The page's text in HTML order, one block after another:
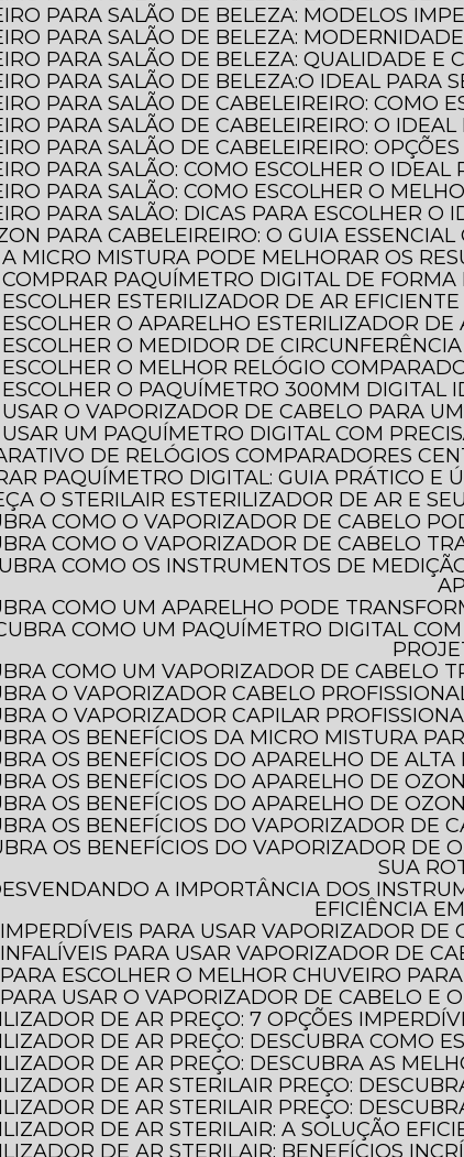
PARA SALÃO DE BELEZA: MODELOS
PARA SALÃO DE BELEZA:
PARA SALÃO DE BELEZA: QUALIDADE E
PARA SALÃO DE BELEZA:O IDEAL PARA
PARA SALÃO DE CABELEIREIRO: COMO
PARA SALÃO DE CABELEIREIRO: O
PARA SALÃO DE CABELEIREIRO:
PARA SALÃO: COMO ESCOLHER O IDEAL
PARA SALÃO: COMO ESCOLHER O
PARA SALÃO: DICAS PARA ESCOLHER O
PARA CABELEIREIRO: O GUIA
A MICRO MISTURA PODE MELHORAR OS
COMPRAR PAQUÍMETRO DIGITAL DE FORMA
ESCOLHER ESTERILIZADOR DE AR EFICIENTE
ESCOLHER O APARELHO ESTERILIZADOR
ESCOLHER O MEDIDOR DE
ESCOLHER O MELHOR RELÓGIO
ESCOLHER O PAQUÍMETRO 300MM DIGITAL
USAR O VAPORIZADOR DE CABELO PARA
USAR UM PAQUÍMETRO DIGITAL COM
DE RELÓGIOS COMPARADORES
PAQUÍMETRO DIGITAL: GUIA PRÁTICO E
O STERILAIR ESTERILIZADOR DE AR E
COMO O VAPORIZADOR DE CABELO
COMO O VAPORIZADOR DE CABELO
COMO UM APARELHO PODE
COMO UM VAPORIZADOR DE CABELO
O VAPORIZADOR CABELO
O VAPORIZADOR CAPILAR
OS BENEFÍCIOS DA MICRO MISTURA
OS BENEFÍCIOS DO APARELHO DE
OS BENEFÍCIOS DO APARELHO DE
OS BENEFÍCIOS DO APARELHO DE
OS BENEFÍCIOS DO VAPORIZADOR DE
SUA
E
EFICIÊNCIA
IMPERDÍVEIS PARA USAR VAPORIZADOR DE
INFALÍVEIS PARA USAR VAPORIZADOR DE
PARA ESCOLHER O MELHOR CHUVEIRO
PARA USAR O VAPORIZADOR DE CABELO E
DE AR PREÇO: 7 OPÇÕES
DE AR PREÇO: DESCUBRA COMO
DE AR PREÇO: DESCUBRA AS
DE AR STERILAIR PREÇO:
DE AR STERILAIR PREÇO:
DE AR STERILAIR: A SOLUÇÃO
DE AR STERILAIR: BENEFÍCIOS